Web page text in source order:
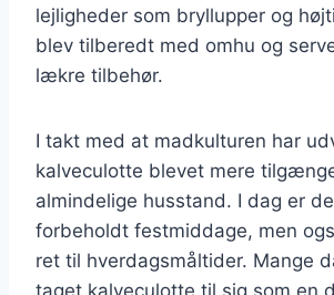
lejligheder som bryllupper og
blev tilberedt med omhu og
lækre tilbehør.
I takt med at madkulturen har
kalveculotte blevet mere
almindelige husstand. I dag er
forbeholdt festmiddage, men
ret til hverdagsmåltider. Mange
taget kalveculotte til sig som en